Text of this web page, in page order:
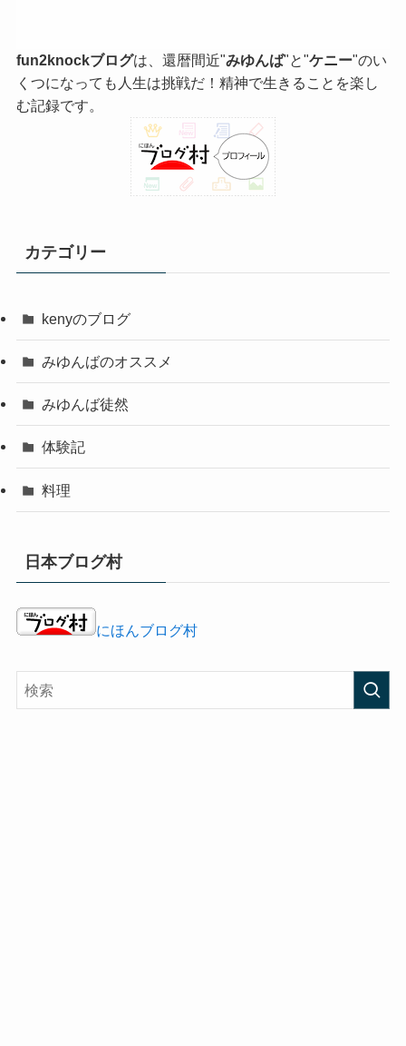
fun2knockブログは、還暦間近"みゆんば"と"ケニー"のい
くつになっても人生は挑戦だ！精神で生きることを楽し
む記録です。
カテゴリー
kenyのブログ
みゆんばのオススメ
みゆんば徒然
体験記
料理
日本ブログ村
にほんブログ村